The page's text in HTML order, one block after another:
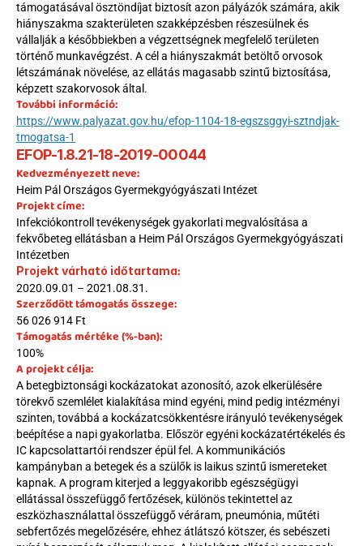
támogatásával ösztöndíjat biztosít azon pályázók számára, akik
hiányszakma szakterületen szakképzésben részesülnek és
vállalják a későbbiekben a végzettségnek megfelelő területen
történő munkavégzést. A cél a hiányszakmát betöltő orvosok
létszámának növelése, az ellátás magasabb szintű biztosítása,
képzett szakorvosok által.
További információ:
https://www.palyazat.gov.hu/efop-1104-18-egszsggyi-sztndjak-
tmogatsa-1
EFOP-1.8.21-18-2019-00044
Kedvezményezett neve:
Heim Pál Országos Gyermekgyógyászati Intézet
Projekt címe:
Infekciókontroll tevékenységek gyakorlati megvalósítása a
fekvőbeteg ellátásban a Heim Pál Országos Gyermekgyógyászati
Intézetben
Projekt várható időtartama:
2020.09.01 – 2021.08.31.
Szerződött támogatás összege:
56 026 914 Ft
Támogatás mértéke (%-ban):
100%
A projekt célja:
A betegbiztonsági kockázatokat azonosító, azok elkerülésére
törekvő szemlélet kialakítása mind egyéni, mind pedig intézményi
szinten, továbbá a kockázatcsökkentésre irányuló tevékenységek
beépítése a napi gyakorlatba. Először egyéni kockázatértékelés és
IC kapcsolattartói rendszer épül fel. A kommunikációs
kampányban a betegek és a szülők is laikus szintű ismereteket
kapnak. A program kiterjed a leggyakoribb egészségügyi
ellátással összefüggő fertőzések, különös tekintettel az
eszközhasználattal összefüggő véráram, pneumónia, műtéti
sebfertőzés megelőzésére, ehhez átlátszó kötszer, és sebészeti